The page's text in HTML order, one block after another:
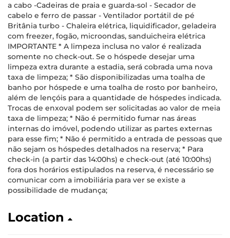
a cabo -Cadeiras de praia e guarda-sol - Secador de
cabelo e ferro de passar - Ventilador portátil de pé
Britânia turbo - Chaleira elétrica, liquidificador, geladeira
com freezer, fogão, microondas, sanduicheira elétrica
IMPORTANTE * A limpeza inclusa no valor é realizada
somente no check-out. Se o hóspede desejar uma
limpeza extra durante a estadia, será cobrada uma nova
taxa de limpeza; * São disponibilizadas uma toalha de
banho por hóspede e uma toalha de rosto por banheiro,
além de lençóis para a quantidade de hóspedes indicada.
Trocas de enxoval podem ser solicitadas ao valor de meia
taxa de limpeza; * Não é permitido fumar nas áreas
internas do imóvel, podendo utilizar as partes externas
para esse fim; * Não é permitido a entrada de pessoas que
não sejam os hóspedes detalhados na reserva; * Para
check-in (a partir das 14:00hs) e check-out (até 10:00hs)
fora dos horários estipulados na reserva, é necessário se
comunicar com a imobiliária para ver se existe a
possibilidade de mudança;
Location